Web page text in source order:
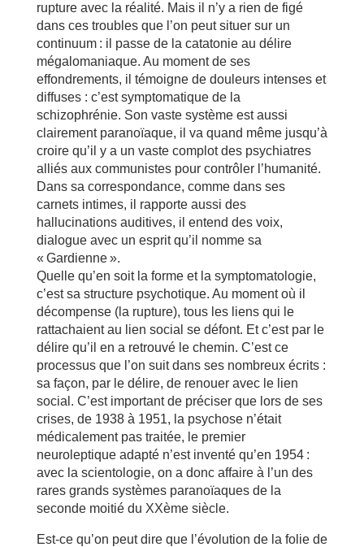
rupture avec la réalité. Mais il n’y a rien de figé
dans ces troubles que l’on peut situer sur un
continuum : il passe de la catatonie au délire
mégalomaniaque. Au moment de ses
effondrements, il témoigne de douleurs intenses et
diffuses : c’est symptomatique de la
schizophrénie. Son vaste système est aussi
clairement paranoïaque, il va quand même jusqu’à
croire qu’il y a un vaste complot des psychiatres
alliés aux communistes pour contrôler l’humanité.
Dans sa correspondance, comme dans ses
carnets intimes, il rapporte aussi des
hallucinations auditives, il entend des voix,
dialogue avec un esprit qu’il nomme sa
« Gardienne ».
Quelle qu’en soit la forme et la symptomatologie,
c’est sa structure psychotique. Au moment où il
décompense (la rupture), tous les liens qui le
rattachaient au lien social se défont. Et c’est par le
délire qu’il en a retrouvé le chemin. C’est ce
processus que l’on suit dans ses nombreux écrits :
sa façon, par le délire, de renouer avec le lien
social. C’est important de préciser que lors de ses
crises, de 1938 à 1951, la psychose n’était
médicalement pas traitée, le premier
neuroleptique adapté n’est inventé qu’en 1954 :
avec la scientologie, on a donc affaire à l’un des
rares grands systèmes paranoïaques de la
seconde moitié du XXème siècle.
Est-ce qu’on peut dire que l’évolution de la folie de